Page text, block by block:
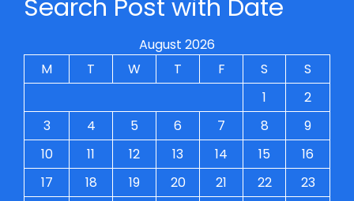
Search Post with Date
August 2026
M
T W T F S
S
1
2
3
4 5 6 7 8
9
10
11 12 13 14 15
16
17
18 19 20 21 22
23